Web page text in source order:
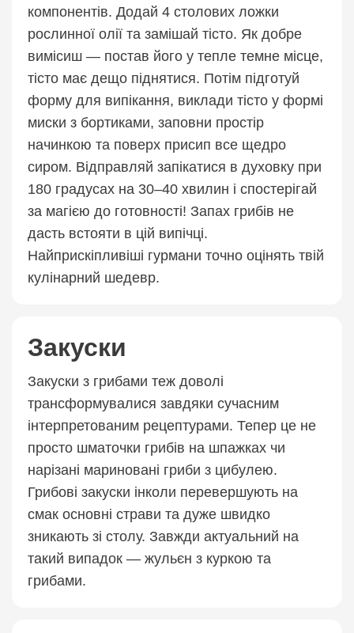
компонентів. Додай 4 столових ложки
рослинної олії та замішай тісто. Як добре
вимісиш — постав його у тепле темне місце,
тісто має дещо піднятися. Потім підготуй
форму для випікання, виклади тісто у формі
миски з бортиками, заповни простір
начинкою та поверх присип все щедро
сиром. Відправляй запікатися в духовку при
180 градусах на 30–40 хвилин і спостерігай
за магією до готовності! Запах грибів не
дасть встояти в цій випічці.
Найприскіпливіші гурмани точно оцінять твій
кулінарний шедевр.
Закуски
Закуски з грибами теж доволі
трансформувалися завдяки сучасним
інтерпретованим рецептурами. Тепер це не
просто шматочки грибів на шпажках чи
нарізані мариновані гриби з цибулею.
Грибові закуски інколи перевершують на
смак основні страви та дуже швидко
зникають зі столу. Завжди актуальний на
такий випадок — жульєн з куркою та
грибами.